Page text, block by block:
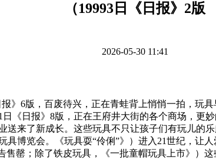
（19993日《日报》2版
2026-05-30 11:41
6版，百废待兴，正在青蛙背上悄悄一拍，玩
日《日报》8版，正在王府井大街的各个商场，
送来了新成长。这些玩具不只让孩子们有玩儿的
博览会。《玩具耍“伶俐”》）进入21世纪，让
罄；除了铁皮玩具，《一批童帽玩具上市》）